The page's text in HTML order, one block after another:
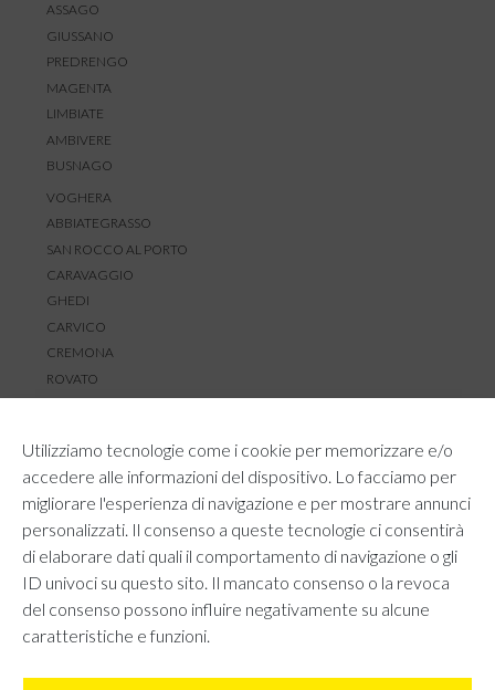
Utilizziamo tecnologie come i cookie per memorizzare e/o
accedere alle informazioni del dispositivo. Lo facciamo per
migliorare l'esperienza di navigazione e per mostrare annunci
personalizzati. Il consenso a queste tecnologie ci consentirà
di elaborare dati quali il comportamento di navigazione o gli
ID univoci su questo sito. Il mancato consenso o la revoca
del consenso possono influire negativamente su alcune
caratteristiche e funzioni.
ASSAGO
GIUSSANO
PREDRENGO
MAGENTA
LIMBIATE
AMBIVERE
BUSNAGO
VOGHERA
ABBIATEGRASSO
SAN ROCCO AL PORTO
CARAVAGGIO
GHEDI
CARVICO
CREMONA
ROVATO
RESI E RIMBORSI
REGOLAMENTO LOYALTY
CONTATTACI